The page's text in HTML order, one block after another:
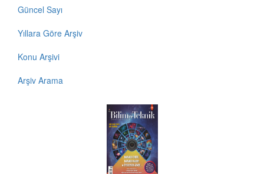
Güncel Sayı
Yıllara Göre Arşiv
Konu Arşivi
Arşiv Arama